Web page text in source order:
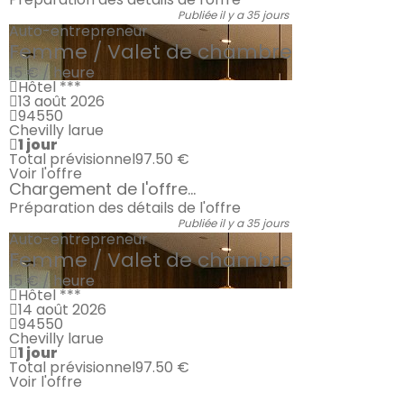
Publiée il y a 35 jours
Auto-entrepreneur
Femme / Valet de chambre
15 € / heure
Hôtel ***
13 août 2026
94550
Chevilly larue
1 jour
Total prévisionnel97.50 €
Voir l'offre
Chargement de l'offre...
Préparation des détails de l'offre
Publiée il y a 35 jours
Auto-entrepreneur
Femme / Valet de chambre
15 € / heure
Hôtel ***
14 août 2026
94550
Chevilly larue
1 jour
Total prévisionnel97.50 €
Voir l'offre